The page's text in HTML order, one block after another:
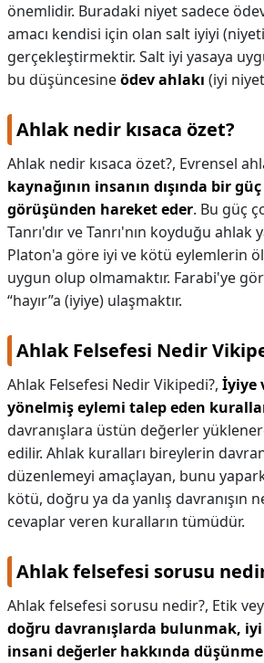
önemlidir. Buradaki niyet sadece
amacı kendisi için olan salt iyiyi
gerçekleştirmektir. Salt iyi yasaya
bu düşüncesineödev ahlakı (iyi niyet
Ahlak nedir kısaca özet?
Ahlak nedir kısaca özet?, Evrensel
kaynağının insanın dışında bir
görüşünden hareket eder. Bu güç
Tanrı'dır ve Tanrı'nın koyduğu ahlak
Platon'a göre iyi ve kötü eylemlerin
uygun olup olmamaktır. Farabi'ye
“hayır”a (iyiye) ulaşmaktır.
Ahlak Felsefesi Nedir
Ahlak Felsefesi Nedir Vikipedi?, İyiye
yönelmiş eylemi talep eden
davranışlara üstün değerler
edilir. Ahlak kuralları bireylerin
düzenlemeyi amaçlayan, bunu
kötü, doğru ya da yanlış davranışın
cevaplar veren kuralların tümüdür.
Ahlak felsefesi sorusu
Ahlak felsefesi sorusu nedir?, Etik
doğru davranışlarda bulunmak,
insani değerler hakkında